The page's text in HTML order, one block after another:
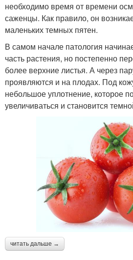
необходимо время от времени
саженцы. Как правило, он
маленьких темных пятен.
В самом начале патология
часть растения, но постепенно
более верхние листья. А через
проявляются и на плодах. Под
небольшое уплотнение, которое
увеличиваться и становится
читать дальше →